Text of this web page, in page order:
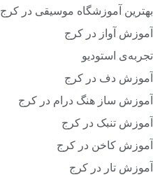
بهترین آموزشگاه موسیقی در کرج
آموزش آواز در کرج
تجربه‌ی استودیو
آموزش دف در کرج
آموزش ساز هنگ درام در کرج
آموزش تنبک در کرج
آموزش کاخن در کرج
آموزش تار در کرج